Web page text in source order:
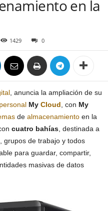
en la
1429 0
, anuncia la ampliación de su
personal My Cloud , con My
de almacenamiento en la
cuatro bahías , destinada a
grupos de trabajo y todos
para guardar, compartir,
masivas de datos